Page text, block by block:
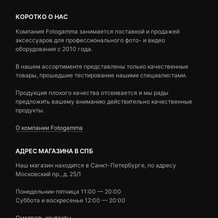
КОРОТКО О НАС
Компания Fotogamma занимается поставкой и продажей
аксессуаров для профессионального фото- и видео
оборудования с 2010 года.
В нашем ассортименте представлены только качественные
товары, прошедшие тестирование нашими специалистами.
Продукция плохого качества отсеивается и мы рады
предложить вашему вниманию действительно качественные
продукты.
О компании Fotogamma
АДРЕС МАГАЗИНА В СПБ
Наш магазин находится в Санкт-Петербурге, по адресу
Московский пр., д. 25/1
Понедельник-пятница 11:00 — 20:00
Суббота и воскресенье 12:00 — 20:00